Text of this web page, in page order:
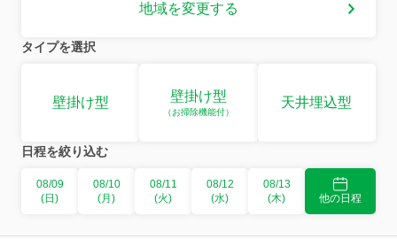
地域を変更する
タイプを選択
壁掛け型 壁掛け型
（お掃除機能付）
天井埋込型
日程を絞り込む
08/09
(日)
08/10
(月)
08/11
(火)
08/12
(水)
08/13
(木)
他の日程